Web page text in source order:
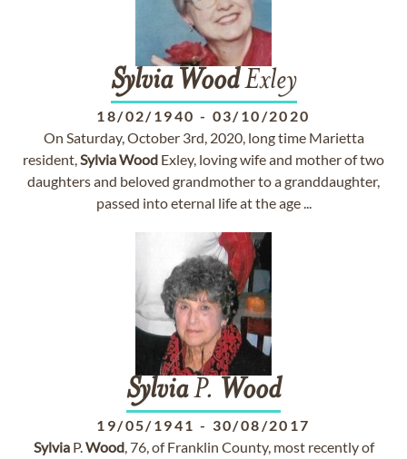
Sylvia WoodExley
18/02/1940 - 03/10/2020
On Saturday, October 3rd, 2020, long time Marietta
resident,SylviaWood Exley, loving wife and mother of two
daughters and beloved grandmother to a granddaughter,
passed into eternal life at the age ...
SylviaP. Wood
19/05/1941 - 30/08/2017
SylviaP.Wood, 76, of Franklin County, most recently of